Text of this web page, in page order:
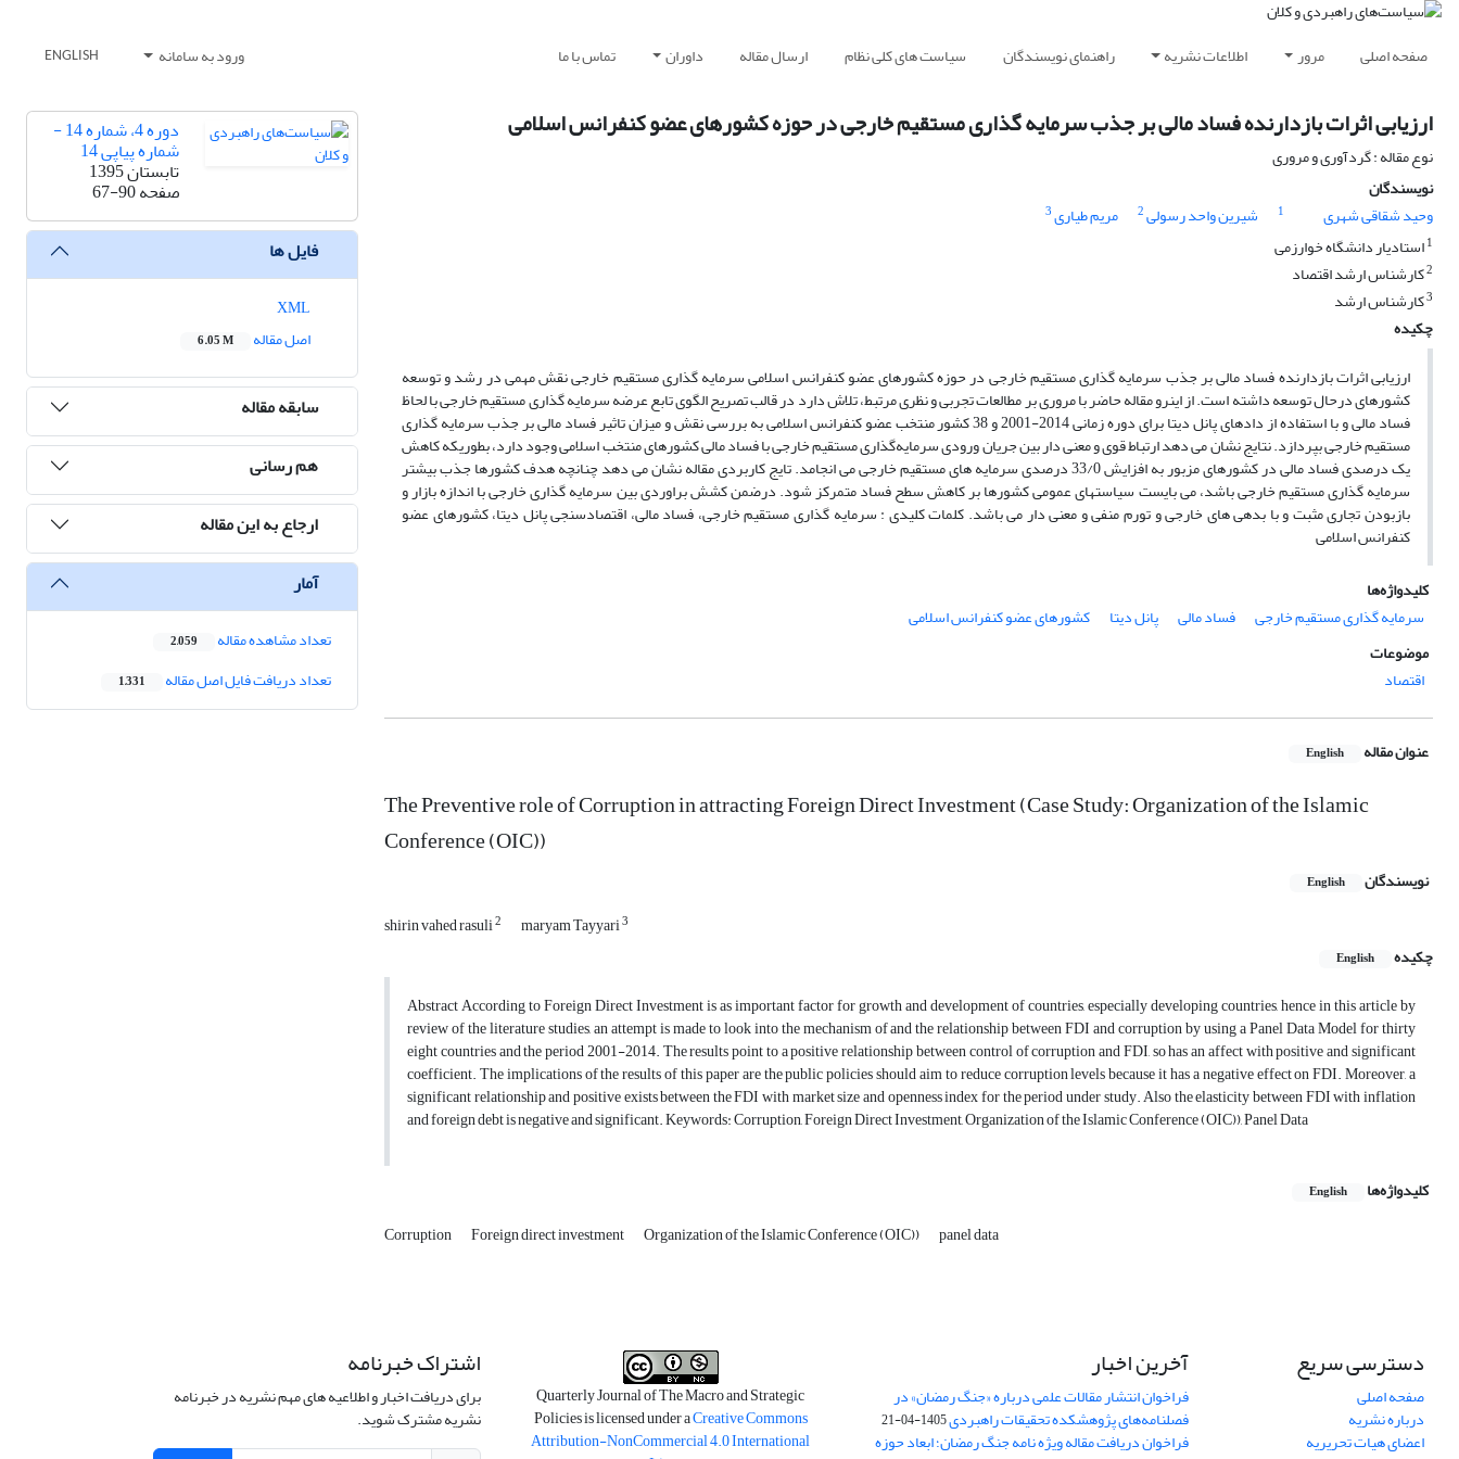
صفحه اصلی مرور اطلاعات نشریه راهنمای نویسندگان سیاست های کلی نظام ارسال مقاله داوران تماس با ما ورود به سامانه ENGLISH
ارزیابی اثرات بازدارنده فساد مالی بر جذب سرمایه گذاری مستقیم خارجی در حوزه کشورهای عضو کنفرانس اسلامی
نوع مقاله : گردآوری و مروری
نویسندگان
وحید شقاقی شهری
1 شیرین واحد رسولی2 مریم طیاری3
1استادیار دانشگاه خوارزمی
2کارشناس ارشد اقتصاد
3کارشناس ارشد
چکیده
ارزیابی اثرات بازدارنده فساد مالی بر جذب سرمایه گذاری مستقیم خارجی در حوزه کشورهای عضو کنفرانس اسلامی سرمایه گذاری مستقیم خارجی نقش مهمی در رشد و توسعه
کشورهای درحال توسعه داشته است. از اینرو مقاله حاضر با مروری بر مطالعات تجربی و نظری مرتبط، تلاش دارد در قالب تصریح الگوی تابع عرضه سرمایه گذاری مستقیم خارجی با لحاظ
فساد مالی و با استفاده از دادهای پانل دیتا برای دوره زمانی 2014-2001 و 38 کشور منتخب عضو کنفرانس اسلامی به بررسی نقش و میزان تاثیر فساد مالی بر جذب سرمایه گذاری
مستقیم خارجی بپردازد. نتایج نشان می دهد ارتباط قوی و معنی دار بین جریان ورودی سرمایه‌گذاری مستقیم خارجی با فساد مالی کشورهای منتخب اسلامی وجود دارد، بطوریکه کاهش
یک درصدی فساد مالی در کشورهای مزبور به افزایش 33/0 درصدی سرمایه های مستقیم خارجی می انجامد. تایج کاربردی مقاله نشان می دهد چنانچه هدف کشورها جذب بیشتر
سرمایه گذاری مستقیم خارجی باشد، می بایست سیاستهای عمومی کشورها بر کاهش سطح فساد متمرکز شود. درضمن کشش براوردی بین سرمایه گذاری خارجی با اندازه بازار و
بازبودن تجاری مثبت و با بدهی های خارجی و تورم منفی و معنی دار می باشد. کلمات کلیدی : سرمایه گذاری مستقیم خارجی، فساد مالی، اقتصادسنجی پانل دیتا، کشورهای عضو
کنفرانس اسلامی
کلیدواژه‌ها
سرمایه گذاری مستقیم خارجی
فساد مالی پانل دیتا
کشورهای عضو کنفرانس اسلامی
موضوعات
اقتصاد
عنوان مقاله English
The Preventive role of Corruption in attracting Foreign Direct Investment (Case Study: Organization of the Islamic
Conference (OIC))
نویسندگان English
shirin vahed rasuli2 maryam Tayyari3
چکیده English
Abstract According to Foreign Direct Investment is as important factor for growth and development of countries, especially developing countries, hence in this article by
review of the literature studies, an attempt is made to look into the mechanism of and the relationship between FDI and corruption by using a Panel Data Model for thirty
eight countries and the period 2001-2014. The results point to a positive relationship between control of corruption and FDI, so has an affect with positive and significant
coefficient. The implications of the results of this paper are the public policies should aim to reduce corruption levels because it has a negative effect on FDI. Moreover, a
significant relationship and positive exists between the FDI with market size and openness index for the period under study. Also the elasticity between FDI with inflation
and foreign debt is negative and significant. Keywords: Corruption, Foreign Direct Investment, Organization of the Islamic Conference (OIC)), Panel Data
کلیدواژه‌ها English
Corruption Foreign direct investment Organization of the Islamic Conference (OIC)) panel data
دوره 4، شماره 14 -
شماره پیاپی 14
تابستان 1395
صفحه67-90
فایل ها
اصل مقاله
6.05 M
سابقه مقاله
هم رسانی
ارجاع به این مقاله
آمار
تعداد مشاهده مقاله 2,059
تعداد دریافت فایل اصل مقاله 1,331
دسترسی سریع
صفحه اصلی
درباره نشریه
اعضای هیات تحریریه
آخرین اخبار
فراخوان انتشار مقالات علمی درباره «جنگ رمضان» در
فصلنامه‌های پژوهشکده تحقیقات راهبردی1405-04-21
فراخوان دریافت مقاله ویژه نامه جنگ رمضان؛ ابعاد حوزه
Quarterly Journal of The Macro and Strategic
Policies is licensed under aCreative Commons
Attribution-NonCommercial 4.0 International
اشتراک خبرنامه
برای دریافت اخبار و اطلاعیه های مهم نشریه در خبرنامه
نشریه مشترک شوید.